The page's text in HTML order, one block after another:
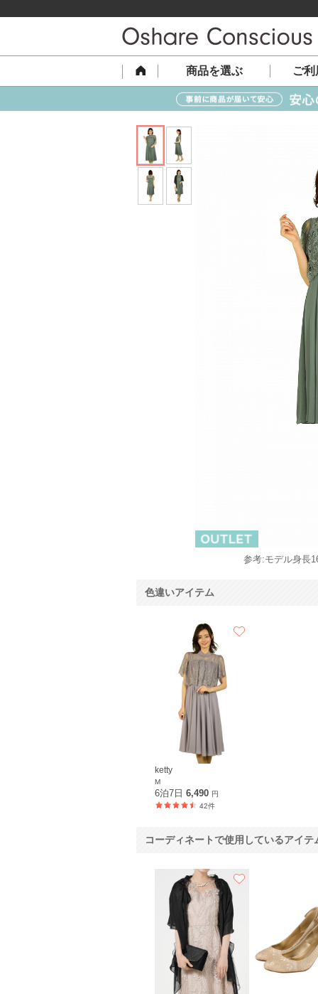
商品を選ぶ ご
参考:モデル身長
色違いアイテム
ketty
M
6泊7日 6,490 円
42件
コーディネートで使用しているアイテ